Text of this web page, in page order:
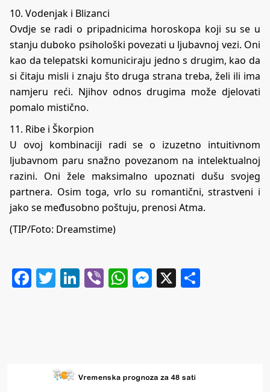
10. Vodenjak i Blizanci
Ovdje se radi o pripadnicima horoskopa koji su se u
stanju duboko psihološki povezati u ljubavnoj vezi. Oni
kao da telepatski komuniciraju jedno s drugim, kao da
si čitaju misli i znaju što druga strana treba, želi ili ima
namjeru reći. Njihov odnos drugima može djelovati
pomalo mistično.
11. Ribe i Škorpion
U ovoj kombinaciji radi se o izuzetno intuitivnom
ljubavnom paru snažno povezanom na intelektualnoj
razini. Oni žele maksimalno upoznati dušu svojeg
partnera. Osim toga, vrlo su romantični, strastveni i
jako se međusobno poštuju, prenosi Atma.
(TIP/Foto: Dreamstime)
Facebook
Twitter
LinkedIn
ViberWhatsApp
Messenger
X